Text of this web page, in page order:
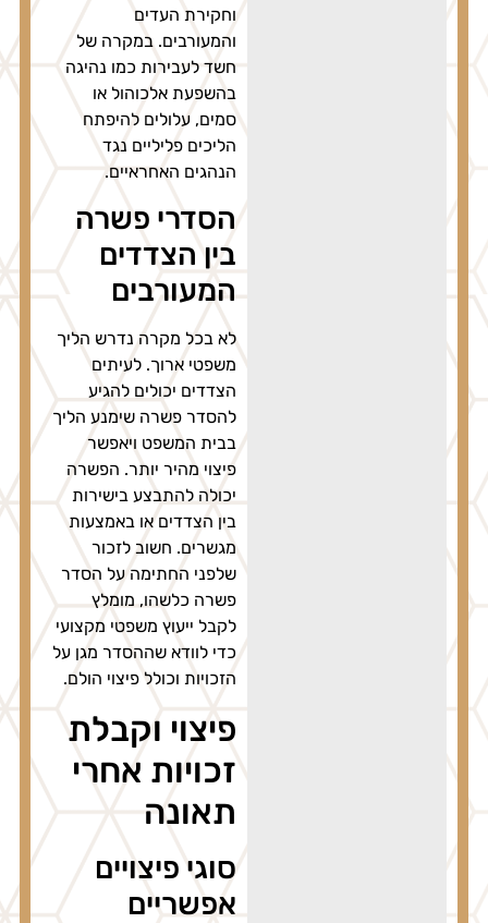
וחקירת העדים
והמעורבים. במקרה של
חשד לעבירות כמו נהיגה
בהשפעת אלכוהול או
סמים, עלולים להיפתח
הליכים פליליים נגד
הנהגים האחראיים.
הסדרי פשרה
בין הצדדים
המעורבים
לא בכל מקרה נדרש הליך
משפטי ארוך. לעיתים
הצדדים יכולים להגיע
להסדר פשרה שימנע הליך
בבית המשפט ויאפשר
פיצוי מהיר יותר. הפשרה
יכולה להתבצע בישירות
בין הצדדים או באמצעות
מגשרים. חשוב לזכור
שלפני החתימה על הסדר
פשרה כלשהו, מומלץ
לקבל ייעוץ משפטי מקצועי
כדי לוודא שההסדר מגן על
הזכויות וכולל פיצוי הולם.
פיצוי וקבלת
זכויות אחרי
תאונה
סוגי פיצויים
אפשריים